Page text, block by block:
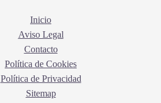
Inicio
Aviso Legal
Contacto
Política de Cookies
Política de Privacidad
Sitemap